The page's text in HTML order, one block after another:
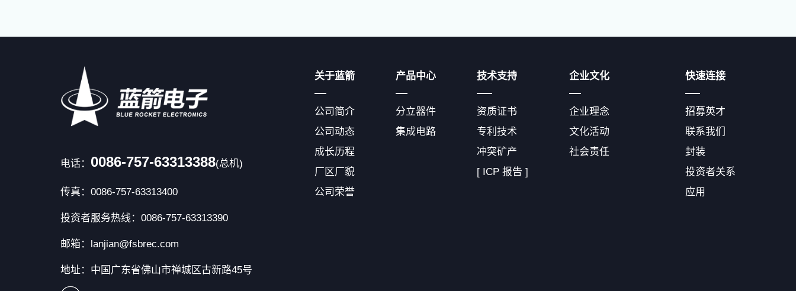
电话： 0086-757-63313388(总机)
传真：0086-757-63313400
投资者服务热线：0086-757-63313390
邮箱：lanjian@fsbrec.com
地址：中国广东省佛山市禅城区古新路45号
关于蓝箭
公司简介
公司动态
成长历程
厂区厂貌
公司荣誉
产品中心
分立器件
集成电路
技术支持
资质证书
专利技术
冲突矿产
[ ICP 报告 ]
企业文化
企业理念
文化活动
社会责任
快速连接
招募英才
联系我们
封装
投资者关系
应用